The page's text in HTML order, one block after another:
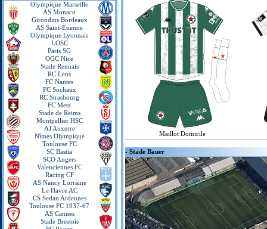
Olympique Marseille
AS Monaco
Girondins Bordeaux
AS Saint-Etienne
Olympique Lyonnais
LOSC
Paris SG
OGC Nice
Stade Rennais
RC Lens
FC Nantes
FC Sochaux
RC Strasbourg
FC Metz
Stade de Reims
Montpellier HSC
AJ Auxerre
Nîmes Olympique
Toulouse FC
SC Bastia
SCO Angers
Valenciennes FC
Racing CF
AS Nancy Lorraine
Le Havre AC
CS Sedan Ardennes
Toulouse FC 1937-67
AS Cannes
Stade Brestois
Maillot Domicile
- Stade Bauer